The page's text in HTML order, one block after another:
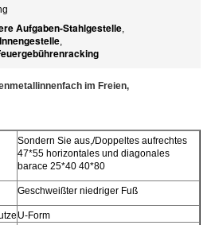
Aufgaben-Stahlgestelle,
,
im Freien,
Sondern Sie aus,/Doppeltes aufrechtes
47*55 horizontales und diagonales
barace 25*40 40*80
Geschweißter niedriger Fuß
U-Form